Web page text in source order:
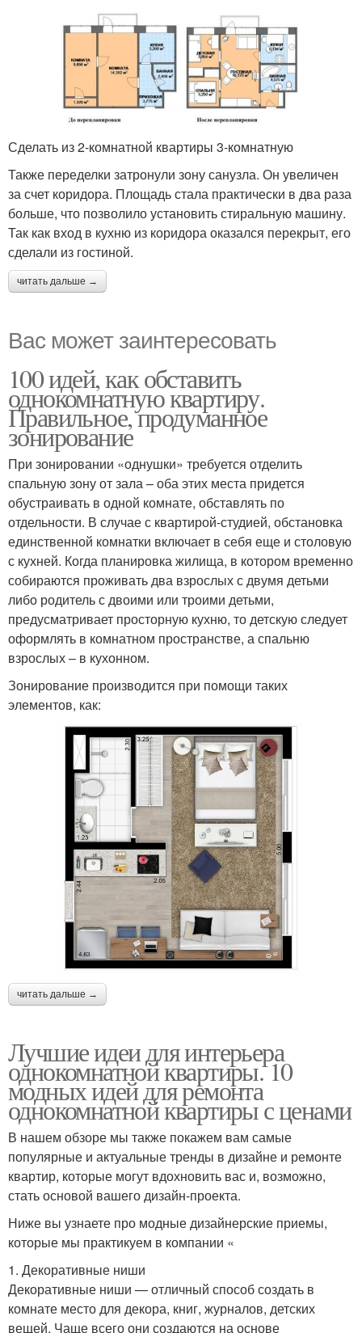
Сделать из 2-комнатной квартиры 3-комнатную
Также переделки затронули зону санузла. Он увеличен
за счет коридора. Площадь стала практически в два раза
больше, что позволило установить стиральную машину.
Так как вход в кухню из коридора оказался перекрыт, его
сделали из гостиной.
читать дальше →
Вас может заинтересовать
100 идей, как обставить
однокомнатную квартиру.
Правильное, продуманное
зонирование
При зонировании «однушки» требуется отделить
спальную зону от зала – оба этих места придется
обустраивать в одной комнате, обставлять по
отдельности. В случае с квартирой-студией, обстановка
единственной комнатки включает в себя еще и столовую
с кухней. Когда планировка жилища, в котором временно
собираются проживать два взрослых с двумя детьми
либо родитель с двоими или троими детьми,
предусматривает просторную кухню, то детскую следует
оформлять в комнатном пространстве, а спальню
взрослых – в кухонном.
Зонирование производится при помощи таких
элементов, как:
читать дальше →
Лучшие идеи для интерьера
однокомнатной квартиры. 10
модных идей для ремонта
однокомнатной квартиры с ценами
В нашем обзоре мы также покажем вам самые
популярные и актуальные тренды в дизайне и ремонте
квартир, которые могут вдохновить вас и, возможно,
стать основой вашего дизайн-проекта.
Ниже вы узнаете про модные дизайнерские приемы,
которые мы практикуем в компании «
1. Декоративные ниши
Декоративные ниши — отличный способ создать в
комнате место для декора, книг, журналов, детских
вещей. Чаще всего они создаются на основе